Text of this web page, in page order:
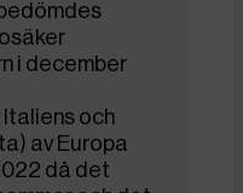
i december
Italiens och
av Europa
då det